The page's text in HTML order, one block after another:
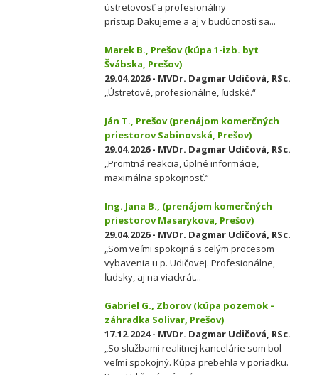
ústretovosť a profesionálny
prístup.Dakujeme a aj v budúcnosti sa...
Marek B., Prešov (kúpa 1-izb. byt
Švábska, Prešov)
29.04.2026 - MVDr. Dagmar Udičová, RSc.
„Ústretové, profesionálne, ľudské.“
Ján T., Prešov (prenájom komerčných
priestorov Sabinovská, Prešov)
29.04.2026 - MVDr. Dagmar Udičová, RSc.
„Promtná reakcia, úplné informácie,
maximálna spokojnosť.“
Ing. Jana B., (prenájom komerčných
priestorov Masarykova, Prešov)
29.04.2026 - MVDr. Dagmar Udičová, RSc.
„Som veľmi spokojná s celým procesom
vybavenia u p. Udičovej. Profesionálne,
ľudsky, aj na viackrát...
Gabriel G., Zborov (kúpa pozemok –
záhradka Solivar, Prešov)
17.12.2024 - MVDr. Dagmar Udičová, RSc.
„So službami realitnej kancelárie som bol
veľmi spokojný. Kúpa prebehla v poriadku.